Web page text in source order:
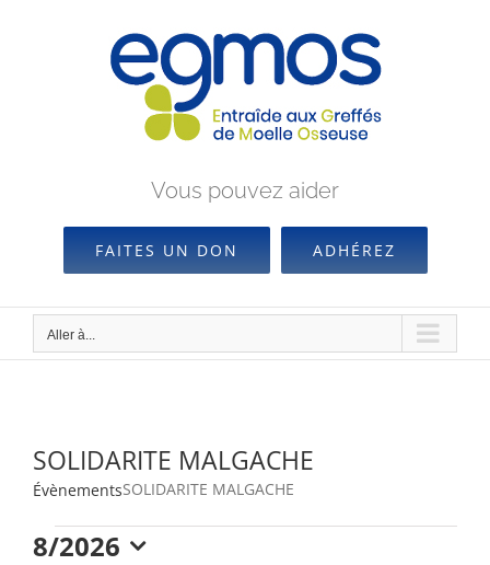
Vous pouvez aider
FAITES UN DON ADHÉREZ
Aller à...
SOLIDARITE MALGACHE
ÉvènementsSOLIDARITE MALGACHE
Évènements
8/2026